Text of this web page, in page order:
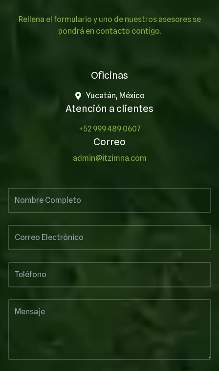
Rellena el formulario y uno de nuestros asesores se
pondrá en contacto contigo.
Oficinas
Yucatán, México
Atención a clientes
+52 999 489 0607
Correo
admin@itzimna.com